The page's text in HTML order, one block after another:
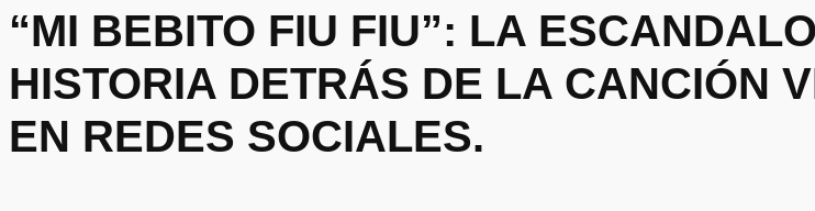
“MI BEBITO FIU FIU”: LA
HISTORIA DETRÁS DE LA CANCIÓN
EN REDES SOCIALES.